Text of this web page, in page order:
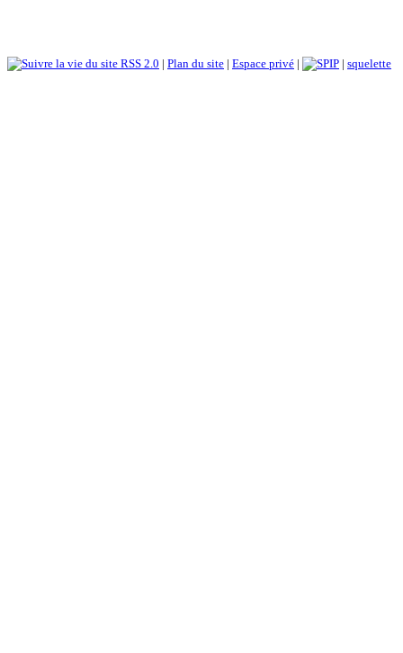
RSS 2.0 | Plan du site | Espace privé | | squelette